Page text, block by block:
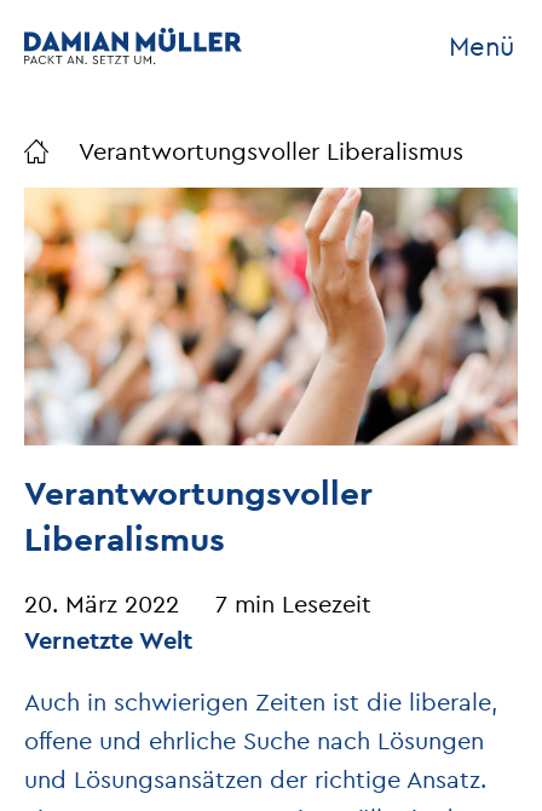
Menü
Verantwortungsvoller Liberalismus
Verantwortungsvoller
Liberalismus
20. März 2022
7 min Lesezeit
Vernetzte Welt
Auch in schwierigen Zeiten ist die liberale,
offene und ehrliche Suche nach Lösungen
und Lösungsansätzen der richtige Ansatz.